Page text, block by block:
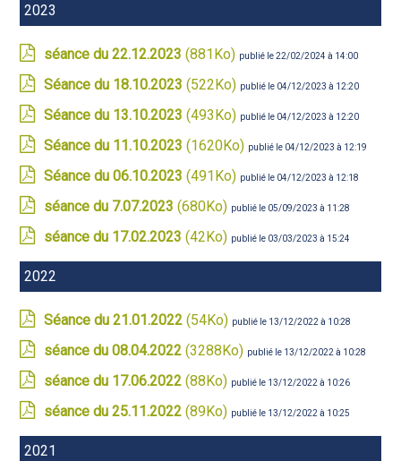
2023
séance du 22.12.2023 (881Ko) publié le 22/02/2024 à 14:00
Séance du 18.10.2023 (522Ko) publié le 04/12/2023 à 12:20
Séance du 13.10.2023 (493Ko) publié le 04/12/2023 à 12:20
Séance du 11.10.2023 (1620Ko) publié le 04/12/2023 à 12:19
Séance du 06.10.2023 (491Ko) publié le 04/12/2023 à 12:18
séance du 7.07.2023 (680Ko) publié le 05/09/2023 à 11:28
séance du 17.02.2023 (42Ko) publié le 03/03/2023 à 15:24
2022
Séance du 21.01.2022 (54Ko) publié le 13/12/2022 à 10:28
séance du 08.04.2022 (3288Ko) publié le 13/12/2022 à 10:28
séance du 17.06.2022 (88Ko) publié le 13/12/2022 à 10:26
séance du 25.11.2022 (89Ko) publié le 13/12/2022 à 10:25
2021